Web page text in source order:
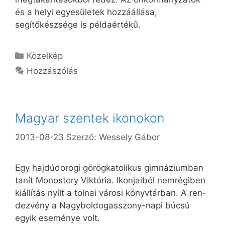
és a helyi egyesületek hozzáállása,
segítőkészsége is példaértékű.
Kategória
Közelkép
Hozzászólás
Ma­gyar szen­tek iko­no­kon
2013-08-23 Szerző: Wessely Gábor
Egy hajdúdorogi gö­rög­ka­tolikus gim­ná­zi­um­ban
ta­nít Monostory Vik­­tó­ria. Ikon­ja­i­ból nem­­ré­gi­ben
ki­ál­lí­tás nyílt a tol­nai vá­ro­si könyv­tár­ban. A ren­
dez­vény a Nagy­bol­dog­asszony-napi bú­csú
egyik ese­mé­nye volt.